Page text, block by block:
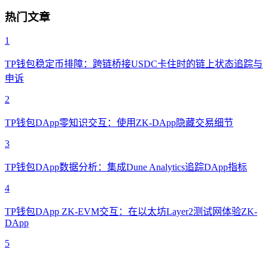
热门文章
1
TP钱包稳定币排障：跨链桥接USDC卡住时的链上状态追踪与
申诉
2
TP钱包DApp零知识交互：使用ZK-DApp隐藏交易细节
3
TP钱包DApp数据分析：集成Dune Analytics追踪DApp指标
4
TP钱包DApp ZK-EVM交互：在以太坊Layer2测试网体验ZK-
DApp
5